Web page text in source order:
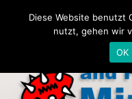
Diese Website benutzt
nutzt, gehen wir
OK